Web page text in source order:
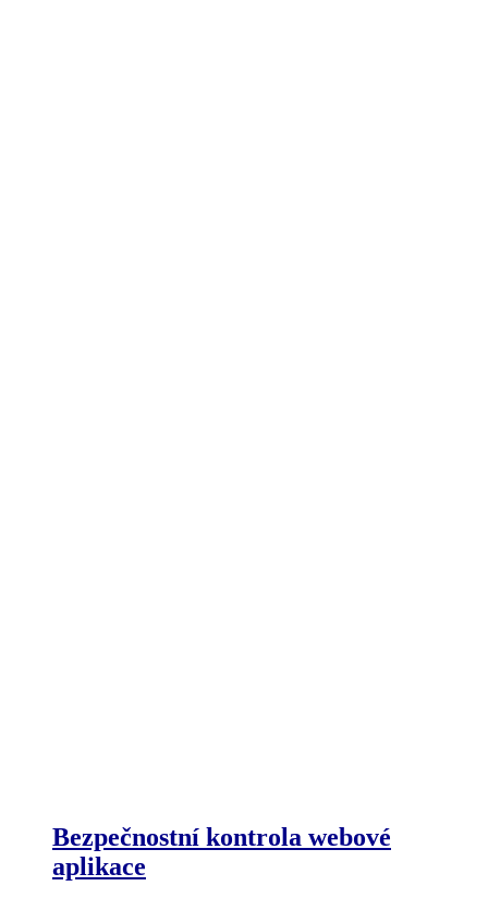
Bezpečnostní kontrola webové
aplikace